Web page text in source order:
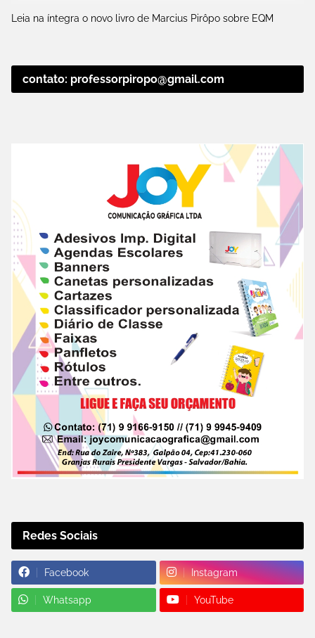
Leia na íntegra o novo livro de Marcius Pirôpo sobre EQM
contato: professorpiropo@gmail.com
Redes Sociais
Facebook Instagram
Whatsapp YouTube